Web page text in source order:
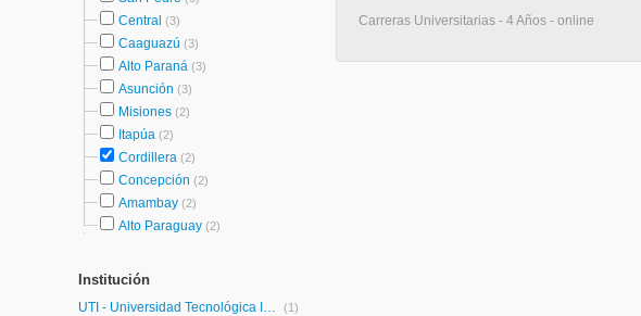
Central (3)
Caaguazú (3)
Alto Paraná (3)
Asunción (3)
Misiones (2)
Itapúa (2)
Cordillera (2)
Concepción (2)
Amambay (2)
Alto Paraguay (2)
Institución
UTI - Universidad Tecnológica Intercontinental (1)
Carreras Universitarias - 4 Años - online